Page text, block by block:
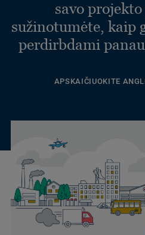
savo
sužinotumėte, kaip
perdirbdami
APSKAIČIUOKITE